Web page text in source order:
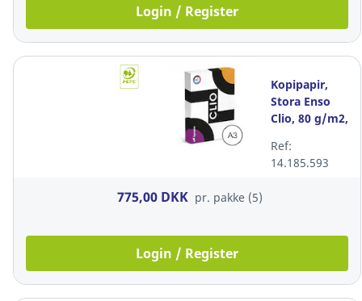
Login / Register
Kopipapir,
Stora Enso
Clio, 80 g/m2,
pakke a 5 x
500 ark
Ref:
14.185.593
775,00 DKK pr. pakke (5)
Login / Register